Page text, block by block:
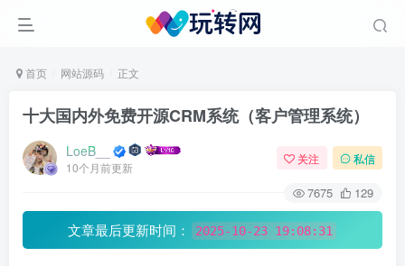
首页 网站源码 正文
十大国内外免费开源CRM系统（客户管理系统）
LoeB__
10个月前更新
关注 私信
7675 129
文章最后更新时间： 2025-10-23 19:08:31